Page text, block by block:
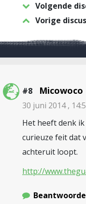
Volgende
Vorige
#8 Micowoco
30 juni 2014 ,
Het heeft denk
curieuze feit dat
achteruit loopt.
http://